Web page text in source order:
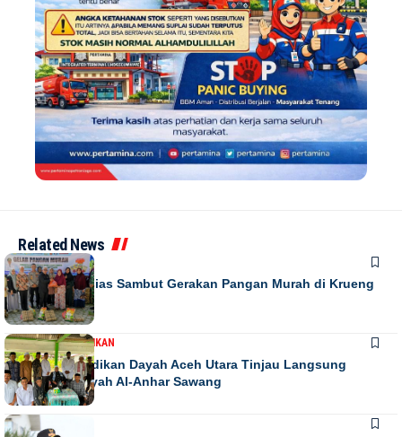
Related News
DAERAH
Warga Antusias Sambut Gerakan Pangan Murah di Krueng
Barona Jaya
DAERAHPENDIDIKAN
Kadis Pendidikan Dayah Aceh Utara Tinjau Langsung
Relokasi Dayah Al-Anhar Sawang
DAERAH